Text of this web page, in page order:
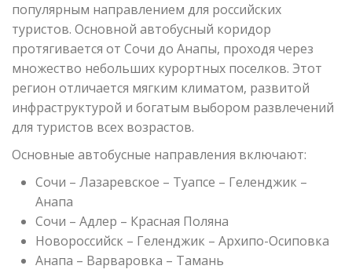
популярным направлением для российских
туристов. Основной автобусный коридор
протягивается от Сочи до Анапы, проходя через
множество небольших курортных поселков. Этот
регион отличается мягким климатом, развитой
инфраструктурой и богатым выбором развлечений
для туристов всех возрастов.
Основные автобусные направления включают:
Сочи – Лазаревское – Туапсе – Геленджик –
Анапа
Сочи – Адлер – Красная Поляна
Новороссийск – Геленджик – Архипо-Осиповка
Анапа – Варваровка – Тамань